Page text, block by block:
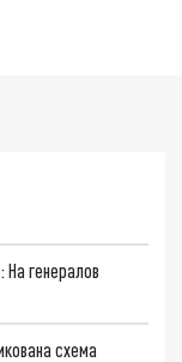
генералов
схема